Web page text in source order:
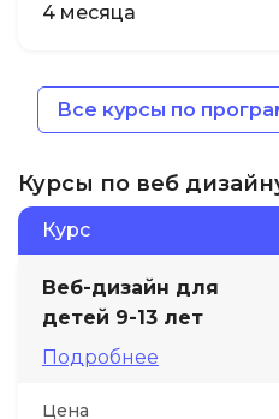
4 месяца
Все курсы по
Курсы по веб
Курс
Веб-дизайн для
детей 9-13 лет
Подробнее
Цена